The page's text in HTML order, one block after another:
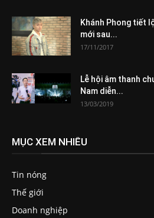
Khánh Phong tiết
mới sau...
17/11/2017
Lễ hội âm thanh
Nam diễn...
13/03/2019
MỤC XEM NHIỀU
Tin nóng
Thế giới
Doanh nghiệp